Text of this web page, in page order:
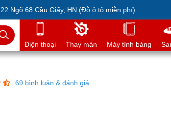
Ngõ 68 Cầu Giấy, HN (Đỗ ô tô miễn phí)
Điện thoại Thay màn Máy tính bảng
69 bình luận & đánh giá